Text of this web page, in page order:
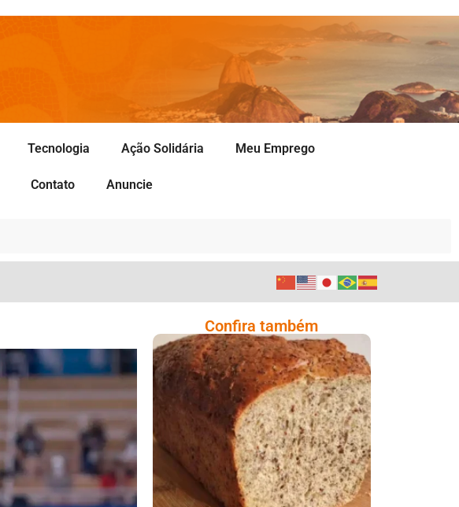
Tecnologia Ação Solidária Meu Emprego
Contato Anuncie
Confira também
Comer Bem: Pão Low
Carb